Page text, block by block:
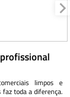
limpos e
faz toda a diferença.